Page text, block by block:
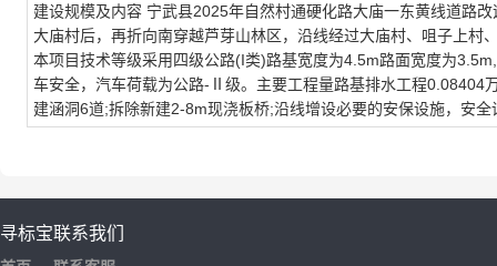
建设规模及内容 宁武县2025年自然村通硬化路大庙一东黄线道路
大庙村后，再折向南穿越芦芽山林区，沿线经过大庙村、咀子上
本项目技术等级采用四级公路(I类)路基宽度为4.5m路面宽度为
车安全，汽车荷载为公路-Ⅱ级。主要工程量路基排水工程0.08404
建涵洞6道;拆除新建2-8m现浇板桥;沿线增设必要的安保设施，安
寻标宝联系我们